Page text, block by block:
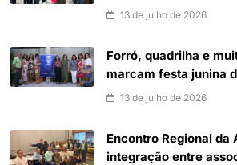
13 de julho de 2026
Forró, quadrilha e
marcam festa junina
13 de julho de 2026
Encontro Regional da
integração entre